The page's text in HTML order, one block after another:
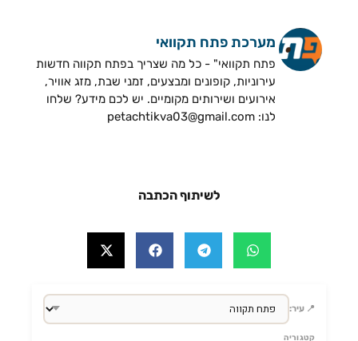
מערכת פתח תקוואי
פתח תקוואי" - כל מה שצריך בפתח תקווה חדשות
עירוניות, קופונים ומבצעים, זמני שבת, מזג אוויר,
אירועים ושירותים מקומיים. יש לכם מידע? שלחו
לנו: petachtikva03@gmail.com
לשיתוף הכתבה
📍 עיר:
קטגוריה